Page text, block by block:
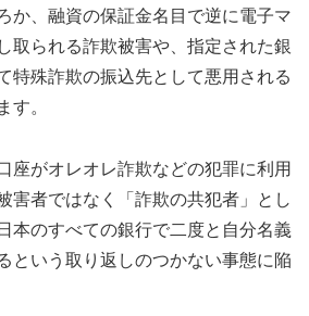
か、融資の保証金名目で逆に電子マ
取られる詐欺被害や、指定された銀
特殊詐欺の振込先として悪用される
す。
座がオレオレ詐欺などの犯罪に利用
害者ではなく「詐欺の共犯者」とし
本のすべての銀行で二度と自分名義
という取り返しのつかない事態に陥